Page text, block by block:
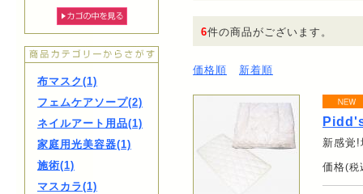
布マスク(1)
フェムケアソープ(2)
ネイルアート用品(1)
家庭用光美容器(1)
施術(1)
マスカラ(1)
6件の商品がございます。
価格順 新着順
新感覚
価格(税